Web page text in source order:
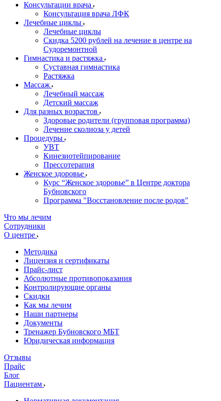
Консультации врача
Консультация врача ЛФК
Лечебные циклы
Лечебные циклы
Скидка 5200 рублей на лечение в центре на
Судоремонтной
Гимнастика и растяжка
Суставная гимнастика
Растяжка
Массаж
Лечебный массаж
Детский массаж
Для разных возрастов
Здоровые родители (групповая программа)
Лечение сколиоза у детей
Процедуры
УВТ
Кинезиотейпирование
Прессотерапия
Женское здоровье
Курс “Женское здоровье” в Центре доктора
Бубновского
Программа "Восстановление после родов"
Что мы лечим
Сотрудники
О центре
Методика
Лицензия и сертификаты
Прайс-лист
Абсолютные противопоказания
Контролирующие органы
Скидки
Как мы лечим
Наши партнеры
Документы
Тренажер Бубновского МБТ
Юридическая информация
Отзывы
Прайс
Блог
Пациентам